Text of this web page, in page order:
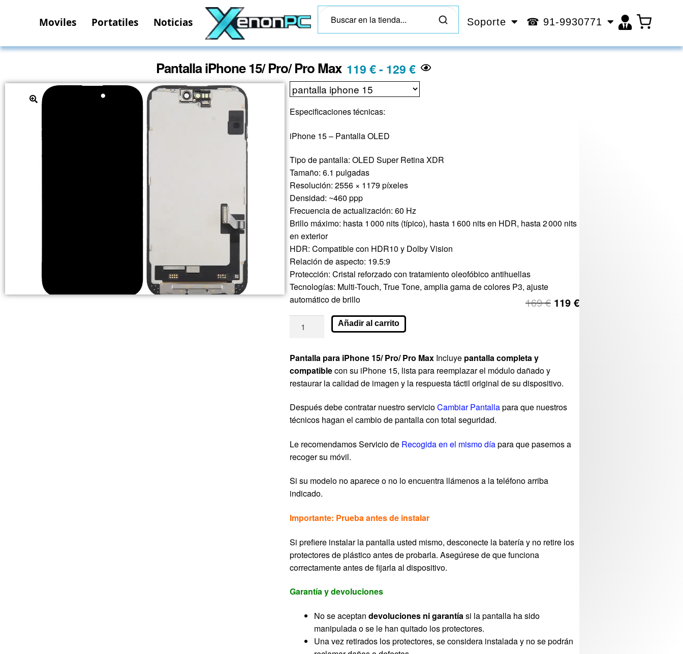
Moviles Portatiles Noticias Soporte ☎ 91-9930771
Pantalla iPhone 15/ Pro/ Pro Max 119 €- 129 €
Especificaciones técnicas:
iPhone 15 – Pantalla OLED
Tipo de pantalla: OLED Super Retina XDR
Tamaño: 6.1 pulgadas
Resolución: 2556 × 1179 píxeles
Densidad: ~460 ppp
Frecuencia de actualización: 60 Hz
Brillo máximo: hasta 1 000 nits (típico), hasta 1 600 nits en HDR, hasta 2 000 nits
en exterior
HDR: Compatible con HDR10 y Dolby Vision
Relación de aspecto: 19.5:9
Protección: Cristal reforzado con tratamiento oleofóbico antihuellas
Tecnologías: Multi-Touch, True Tone, amplia gama de colores P3, ajuste
automático de brillo
169€ 119 €
Añadir al carrito
Pantalla para iPhone 15/ Pro/ Pro Max Incluye pantalla completa y
compatiblecon su iPhone 15, lista para reemplazar el módulo dañado y
restaurar la calidad de imagen y la respuesta táctil original de su dispositivo.
Después debe contratar nuestro servicioCambiar Pantallapara que nuestros
técnicos hagan el cambio de pantalla con total seguridad.
Le recomendamos Servicio de Recogida en el mismo díapara que pasemos a
recoger su móvil.
Si su modelo no aparece o no lo encuentra llámenos a la teléfono arriba
indicado.
Importante: Prueba antes de instalar
Si prefiere instalar la pantalla usted mismo, desconecte la batería y no retire los
protectores de plástico antes de probarla. Asegúrese de que funciona
correctamente antes de fijarla al dispositivo.
Garantía y devoluciones
No se aceptan devoluciones ni garantíasi la pantalla ha sido
manipulada o se le han quitado los protectores.
Una vez retirados los protectores, se considera instalada y no se podrán